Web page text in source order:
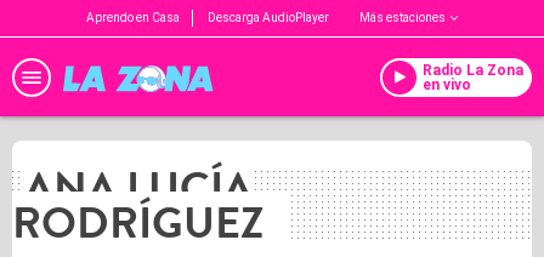
Aprendo en Casa Descarga AudioPlayer Más estaciones
Radio La Zona
en vivo
ANA LUCÍA
RODRÍGUEZ